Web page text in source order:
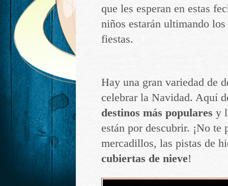
que les esperan en estas
niños estarán ultimando
fiestas.
Hay una gran variedad de
celebrar la Navidad. Aquí
destinos más populares y
están por descubrir. ¡No te
mercadillos, las pistas de
cubiertas de nieve!